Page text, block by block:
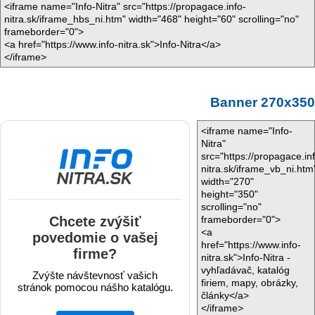
<iframe name="Info-Nitra" src="https://propagace.info-
nitra.sk/iframe_hbs_ni.htm" width="468" height="60" scrolling="no"
frameborder="0">
<a href="https://www.info-nitra.sk">Info-Nitra</a>
</iframe>
Banner 270x350
<iframe name="Info-
Nitra"
src="https://
nitra.sk/
width="270"
height="350"
scrolling="no"
frameborder="0">
<a
href="https://www.info-
nitra.sk">Info-Nitra -
vyhľadávač, katalóg
firiem, mapy, obrázky,
články</a>
</iframe>